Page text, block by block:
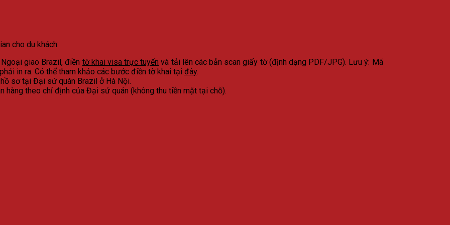
cho du khách:
giao Brazil, điền tờ khai visa trực tuyến và tải lên các bản scan giấy tờ (định dạng PDF/JPG). Lưu ý: Mã
in ra. Có thể tham khảo các bước điền tờ khai tại đây.
sơ tại Đại sứ quán Brazil ở Hà Nội.
hàng theo chỉ định của Đại sứ quán (không thu tiền mặt tại chỗ).